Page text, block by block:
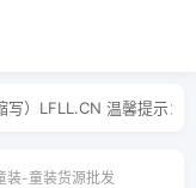
）LFLL.CN 温馨提示：
装-童装货源批发